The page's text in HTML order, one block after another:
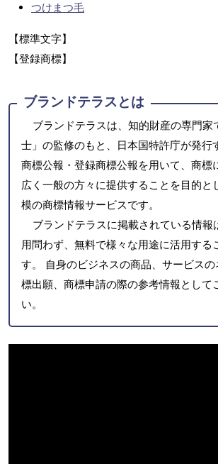
つけまつ毛
【標準文字】
【登録商標】
ブランドテラスとは
ブランドテラスは、知的財産の専門家
士」の監修のもと、日本国特許庁が発行
商標公報・登録商標公報を用いて、商標
広く一般の方々に提供することを目的と
模の商標情報サービスです。
ブランドテラスに掲載されている情報
用問わず、無料で様々な用途に活用する
す。 自身のビジネスの商品、サービス
標出願、商標申請の際の参考情報として
い。